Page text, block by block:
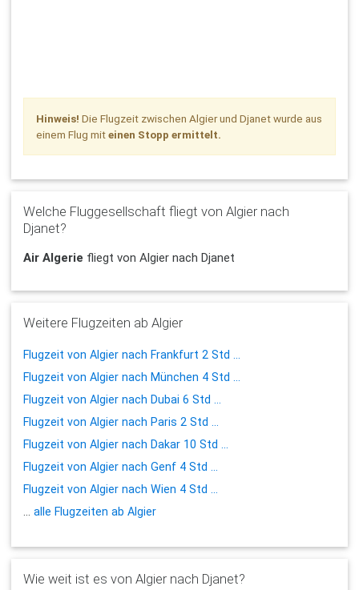
Hinweis! Die Flugzeit zwischen Algier und Djanet wurde aus
einem Flug miteinen Stopp ermittelt.
Welche Fluggesellschaft fliegt von Algier nach
Djanet?
Air Algerie fliegt von Algier nach Djanet
Weitere Flugzeiten ab Algier
Flugzeit von Algier nach Frankfurt 2 Std ...
Flugzeit von Algier nach München 4 Std ...
Flugzeit von Algier nach Dubai 6 Std ...
Flugzeit von Algier nach Paris 2 Std ...
Flugzeit von Algier nach Dakar 10 Std ...
Flugzeit von Algier nach Genf 4 Std ...
Flugzeit von Algier nach Wien 4 Std ...
...alle Flugzeiten ab Algier
Wie weit ist es von Algier nach Djanet?